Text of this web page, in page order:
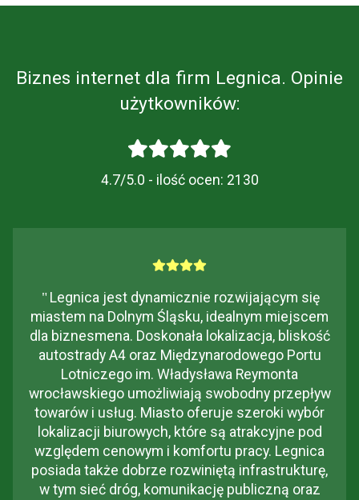
Biznes internet dla firm Legnica. Opinie
użytkowników:
4.7/5.0 - ilość ocen: 2130
" Legnica jest dynamicznie rozwijającym się
miastem na Dolnym Śląsku, idealnym miejscem
dla biznesmena. Doskonała lokalizacja, bliskość
autostrady A4 oraz Międzynarodowego Portu
Lotniczego im. Władysława Reymonta
wrocławskiego umożliwiają swobodny przepływ
towarów i usług. Miasto oferuje szeroki wybór
lokalizacji biurowych, które są atrakcyjne pod
względem cenowym i komfortu pracy. Legnica
posiada także dobrze rozwiniętą infrastrukturę,
w tym sieć dróg, komunikację publiczną oraz